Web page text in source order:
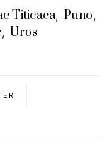
Titicaca, Puno,
, Uros